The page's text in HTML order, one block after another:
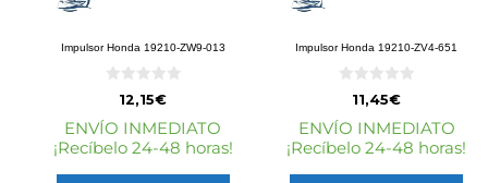
Impulsor Honda 19210-ZW9-013
e
5
12,15€
ENVÍO INMEDIATO
¡Recíbelo 24-48 horas!
Impulsor Honda 19210-ZV4-651
e
5
11,45€
ENVÍO INMEDIATO
¡Recíbelo 24-48 horas!